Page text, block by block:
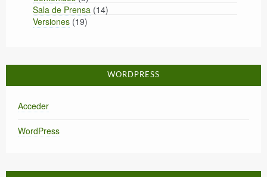
Sala de Prensa (14)
Versiones (19)
WORDPRESS
Acceder
WordPress